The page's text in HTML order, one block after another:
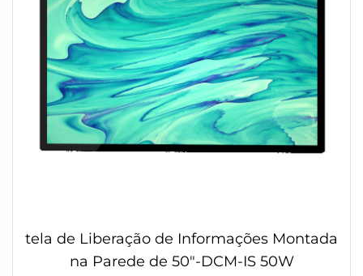
tela de Liberação de Informações Montada
na Parede de 50"-DCM-IS 50W